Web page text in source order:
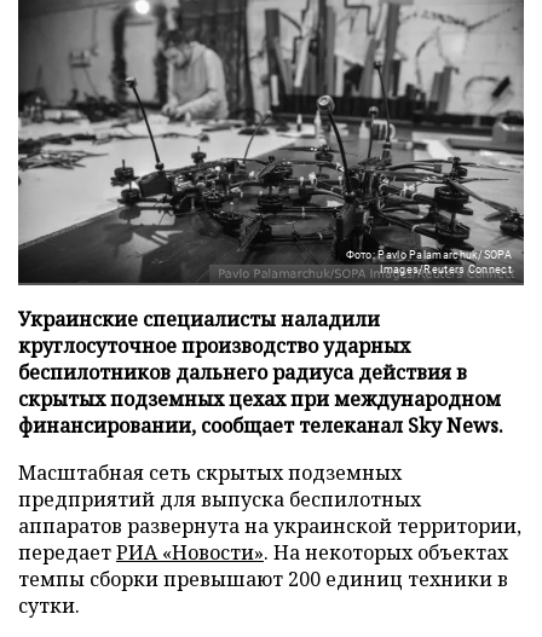
Фото: Pavlo Palamarchuk/SOPA
Images/Reuters Connect
Украинские специалисты наладили
круглосуточное производство ударных
беспилотников дальнего радиуса действия в
скрытых подземных цехах при международном
финансировании, сообщает телеканал Sky News.
Масштабная сеть скрытых подземных
предприятий для выпуска беспилотных
аппаратов развернута на украинской территории,
передаетРИА «Новости». На некоторых объектах
темпы сборки превышают 200 единиц техники в
сутки.